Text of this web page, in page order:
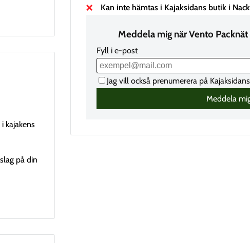
Kan inte hämtas i Kajaksidans butik i
kajakens
på din